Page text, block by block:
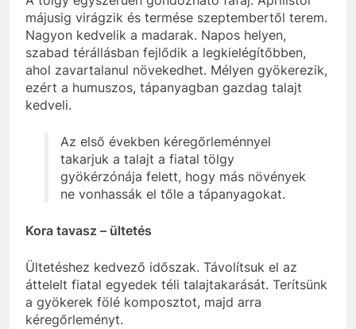
májusig virágzik és termése szeptembertől terem.
Nagyon kedvelik a madarak. Napos helyen,
szabad térállásban fejlődik a legkielégítőbben,
ahol zavartalanul növekedhet. Mélyen gyökerezik,
ezért a humuszos, tápanyagban gazdag talajt
kedveli.
Az első években kéregőrleménnyel
takarjuk a talajt a fiatal tölgy
gyökérzónája felett, hogy más növények
ne vonhassák el tőle a tápanyagokat.
Kora tavasz – ültetés
Ültetéshez kedvező időszak. Távolítsuk el az
áttelelt fiatal egyedek téli talajtakarását. Terítsünk
a gyökerek fölé komposztot, majd arra
kéregőrleményt.